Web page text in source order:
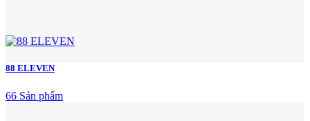
88 ELEVEN
66 Sản phẩm